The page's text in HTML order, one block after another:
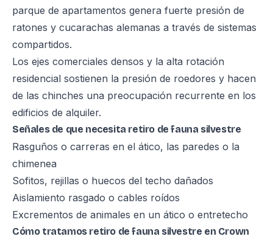
parque de apartamentos genera fuerte presión de
ratones y cucarachas alemanas a través de sistemas
compartidos.
Los ejes comerciales densos y la alta rotación
residencial sostienen la presión de roedores y hacen
de las chinches una preocupación recurrente en los
edificios de alquiler.
Señales de que necesita retiro de fauna silvestre
Rasguños o carreras en el ático, las paredes o la
chimenea
Sofitos, rejillas o huecos del techo dañados
Aislamiento rasgado o cables roídos
Excrementos de animales en un ático o entretecho
Cómo tratamos retiro de fauna silvestre en Crown